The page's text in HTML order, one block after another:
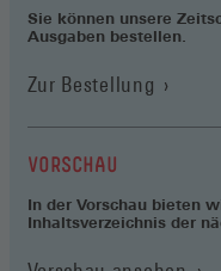
Sie können unsere
Ausgaben bestellen.
Zur Bestellung
VORSCHAU
In der Vorschau bieten
Inhaltsverzeichnis der